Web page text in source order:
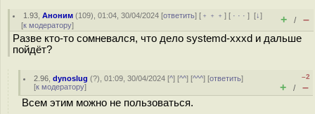
1.93 ,Аноним (109), 01:04, 30/04/2024 [ответить] [ ﹢﹢﹢] [ · · ·][↓]
[к модератору] + / –
Разве кто-то сомневался, что дело systemd-xxxd и дальше
пойдёт?
2.96 ,dynoslug (?), 01:09, 30/04/2024 [^] [^^] [^^^] [ответить]
[к модератору]
–2
+ / –
Всем этим можно не пользоваться.